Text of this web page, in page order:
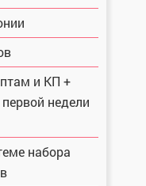
и КП +
недели
набора